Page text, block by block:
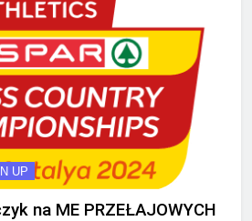
UP
na ME PRZEŁAJOWYCH